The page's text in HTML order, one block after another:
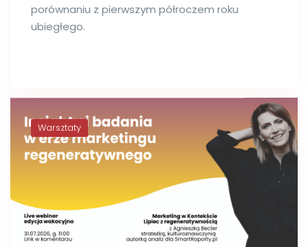
porównaniu z pierwszym półroczem roku
ubiegłego.
Warsztaty